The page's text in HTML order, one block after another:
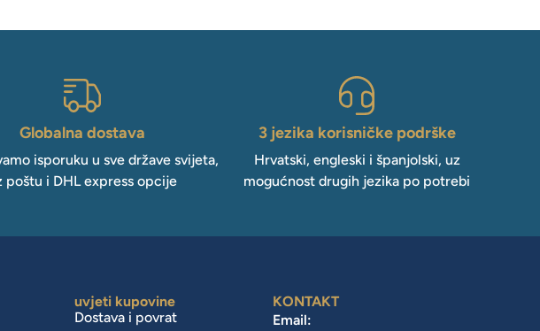
Globalna dostava
isporuku u sve države svijeta,
poštu i DHL express opcije
3 jezika korisničke podrške
Hrvatski, engleski i španjolski, uz
mogućnost drugih jezika po potrebi
uvjeti kupovine
Dostava i povrat
KONTAKT
Email: